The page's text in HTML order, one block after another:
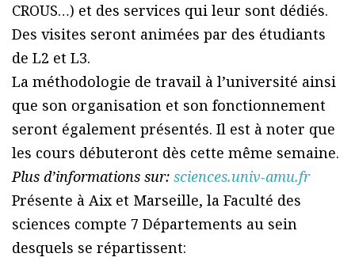
CROUS…) et des services qui leur sont dédiés.
Des visites seront animées par des étudiants
de L2 et L3.
La méthodologie de travail à l’université ainsi
que son organisation et son fonctionnement
seront également présentés. Il est à noter que
les cours débuteront dès cette même semaine.
Plus d’informations sur: sciences.univ-amu.fr
Présente à Aix et Marseille, la Faculté des
sciences compte 7 Départements au sein
desquels se répartissent: